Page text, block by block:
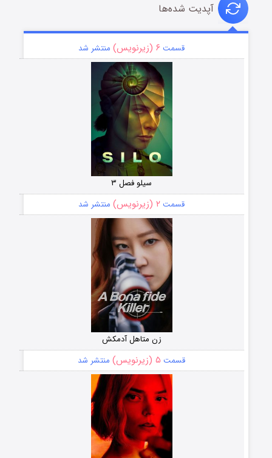
آپدیت شده‌ها
قسمت ۶ (زیرنویس) منتشر شد
سیلو فصل ۳
قسمت ۲ (زیرنویس) منتشر شد
زن متاهل آدمکش
قسمت ۵ (زیرنویس) منتشر شد